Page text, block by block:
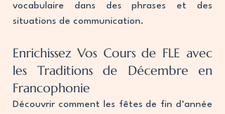
vocabulaire dans des phrases et des
situations de communication.
Enrichissez Vos Cours de FLE avec
les Traditions de Décembre en
Francophonie
Découvrir comment les fêtes de fin d’année